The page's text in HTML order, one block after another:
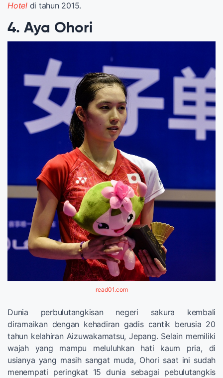
Hoteldi tahun 2015.
4. Aya Ohori
read01.com
Dunia perbulutangkisan negeri sakura kembali
diramaikan dengan kehadiran gadis cantik berusia 20
tahun kelahiran Aizuwakamatsu, Jepang. Selain memiliki
wajah yang mampu meluluhkan hati kaum pria, di
usianya yang masih sangat muda, Ohori saat ini sudah
menempati peringkat 15 dunia sebagai pebulutangkis